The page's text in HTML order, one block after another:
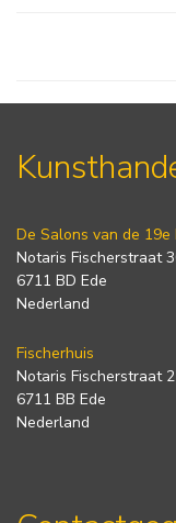
De Salons van de 19e
Notaris Fischerstraat
6711 BD Ede
Nederland
Fischerhuis
Notaris Fischerstraat
6711 BB Ede
Nederland